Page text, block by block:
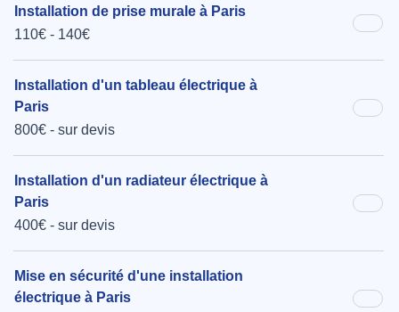
Installation de prise murale à Paris
110€ - 140€
Installation d'un tableau électrique à
Paris
800€ - sur devis
Installation d'un radiateur électrique à
Paris
400€ - sur devis
Mise en sécurité d'une installation
électrique à Paris